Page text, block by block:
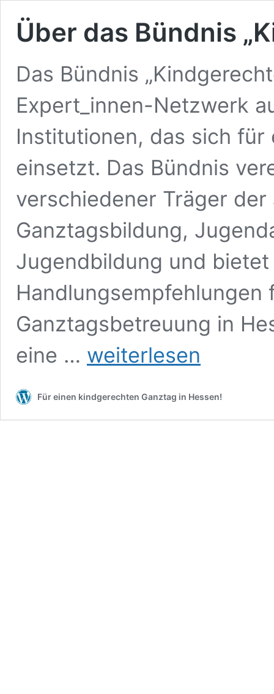
Über das Bündnis
Das Bündnis
Expert_innen-Netzwerk
Institutionen, das sich
einsetzt. Das Bündnis
verschiedener Träger
Ganztagsbildung,
Jugendbildung und
Ganztagsbetreuung in
eine …
das
Ganztag“
weiterlesen
Für einen kindgerechten Ganztag in Hessen!